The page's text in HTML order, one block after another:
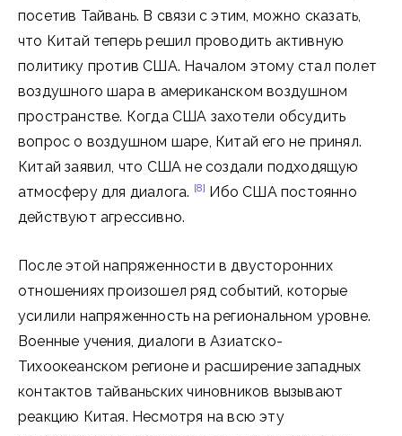
посетив Тайвань. В связи с этим, можно сказать,
что Китай теперь решил проводить активную
политику против США. Началом этому стал полет
воздушного шара в американском воздушном
пространстве. Когда США захотели обсудить
вопрос о воздушном шаре, Китай его не принял.
Китай заявил, что США не создали подходящую
атмосферу для диалога. [8] Ибо США постоянно
действуют агрессивно.
После этой напряженности в двусторонних
отношениях произошел ряд событий, которые
усилили напряженность на региональном уровне.
Военные учения, диалоги в Азиатско-
Тихоокеанском регионе и расширение западных
контактов тайваньских чиновников вызывают
реакцию Китая. Несмотря на всю эту